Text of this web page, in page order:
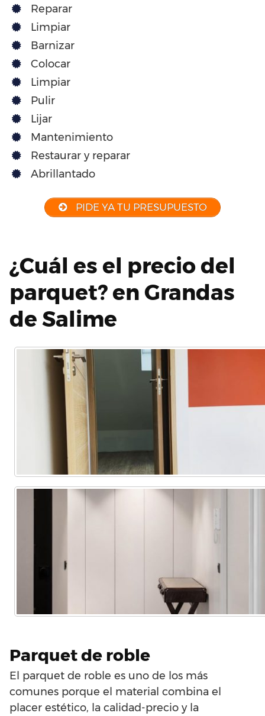
Reparar
Limpiar
Barnizar
Colocar
Limpiar
Pulir
Lijar
Mantenimiento
Restaurar y reparar
Abrillantado
PIDE YA TU PRESUPUESTO
¿Cuál es el precio del
parquet? en Grandas
de Salime
Parquet de roble
El parquet de roble es uno de los más
comunes porque el material combina el
placer estético, la calidad-precio y la